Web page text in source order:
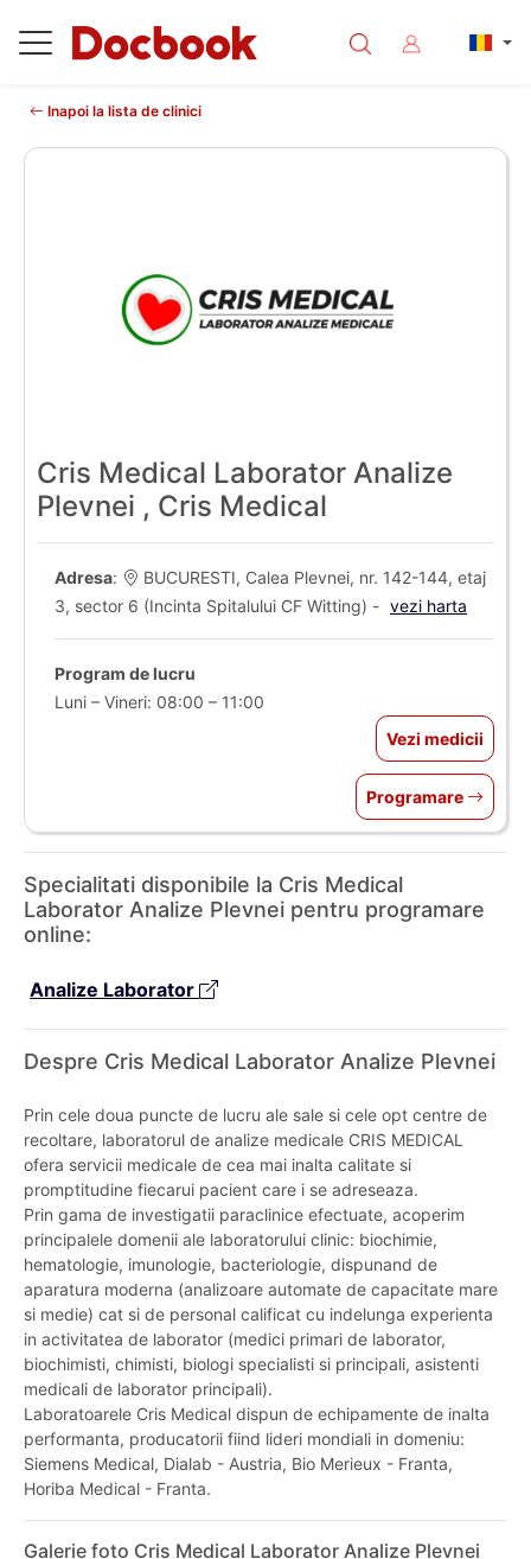
Inapoi la lista de clinici
Cris Medical Laborator Analize
Plevnei , Cris Medical
Adresa:
BUCURESTI, Calea Plevnei, nr. 142-144, etaj
3, sector 6 (Incinta Spitalului CF Witting) - vezi harta
Program de lucru
Luni – Vineri: 08:00 – 11:00
Vezi medicii
Programare
Specialitati disponibile la Cris Medical
Laborator Analize Plevnei pentru programare
online:
Analize Laborator
Despre Cris Medical Laborator Analize Plevnei
Prin cele doua puncte de lucru ale sale si cele opt centre de
recoltare, laboratorul de analize medicale CRIS MEDICAL
ofera servicii medicale de cea mai inalta calitate si
promptitudine fiecarui pacient care i se adreseaza.
Prin gama de investigatii paraclinice efectuate, acoperim
principalele domenii ale laboratorului clinic: biochimie,
hematologie, imunologie, bacteriologie, dispunand de
aparatura moderna (analizoare automate de capacitate mare
si medie) cat si de personal calificat cu indelunga experienta
in activitatea de laborator (medici primari de laborator,
biochimisti, chimisti, biologi specialisti si principali, asistenti
medicali de laborator principali).
Laboratoarele Cris Medical dispun de echipamente de inalta
performanta, producatorii fiind lideri mondiali in domeniu:
Siemens Medical, Dialab - Austria, Bio Merieux - Franta,
Horiba Medical - Franta.
Galerie foto Cris Medical Laborator Analize Plevnei